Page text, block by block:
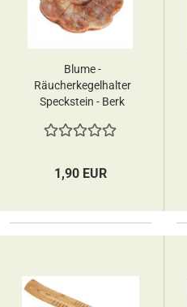
Blume -
Räucherkegelhalter
Speckstein - Berk
1,90 EUR